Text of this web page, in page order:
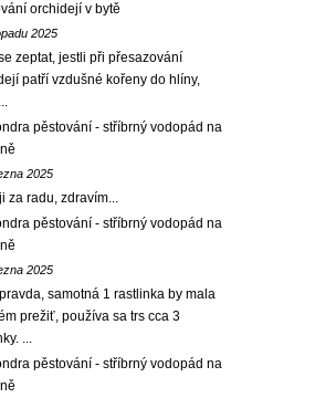
orchidejí v bytě
2025
zeptat, jestli při přesazování
patří vzdušné kořeny do hlíny,
pěstování - stříbrný vodopád na
2025
za radu, zdravím...
pěstování - stříbrný vodopád na
2025
samotná 1 rastlinka by mala
prežiť, používa sa trs cca 3
...
pěstování - stříbrný vodopád na